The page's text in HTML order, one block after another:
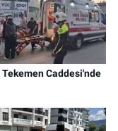
Tekemen Caddesi'nde